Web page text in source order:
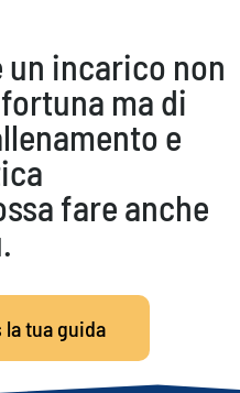
incarico non
ma di
e
fare anche
la tua guida